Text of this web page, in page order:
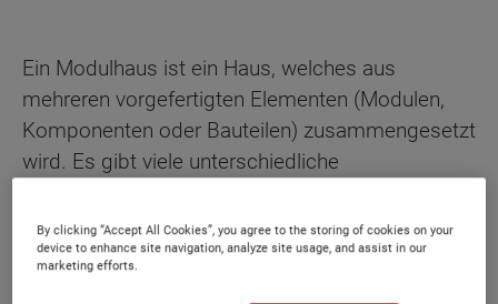
Ein Modulhaus ist ein Haus, welches aus
mehreren vorgefertigten Elementen (Modulen,
Komponenten oder Bauteilen) zusammengesetzt
wird. Es gibt viele unterschiedliche
Beispiel "Fertighaus" oder "Minihaus", welche
grundsätzlich dasselbe beschreiben. Ein
By clicking “Accept All Cookies”, you agree to the storing of cookies on your
device to enhance site navigation, analyze site usage, and assist in our
marketing efforts.